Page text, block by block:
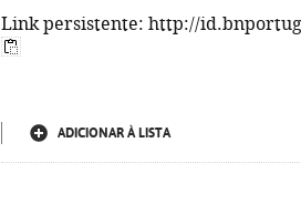
Link persistente: http://
ADICIONAR À LISTA